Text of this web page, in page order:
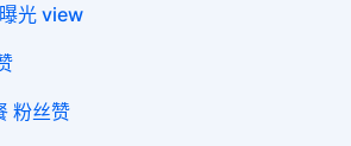
光 view
粉丝赞